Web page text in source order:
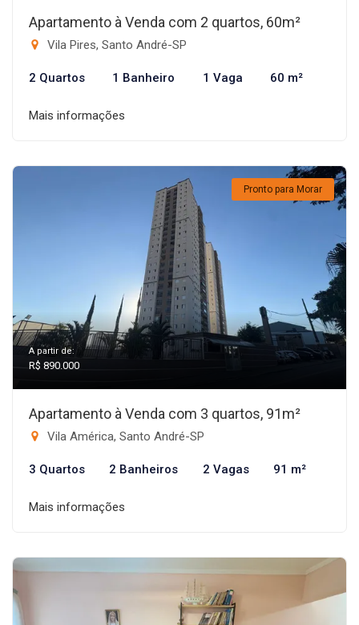
Apartamento à Venda com 2 quartos, 60m²
Vila Pires, Santo André-SP
2 Quartos 1 Banheiro 1 Vaga 60 m²
Mais informações
Pronto para Morar
A partir de:
R$ 890.000
Apartamento à Venda com 3 quartos, 91m²
Vila América, Santo André-SP
3 Quartos 2 Banheiros 2 Vagas 91 m²
Mais informações